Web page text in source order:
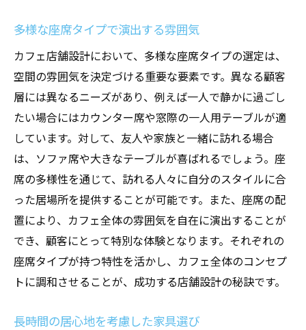
多様な座席タイプで演出する雰囲気
カフェ店舗設計において、多様な座席タイプの選定は、
空間の雰囲気を決定づける重要な要素です。異なる顧客
層には異なるニーズがあり、例えば一人で静かに過ごし
たい場合にはカウンター席や窓際の一人用テーブルが適
しています。対して、友人や家族と一緒に訪れる場合
は、ソファ席や大きなテーブルが喜ばれるでしょう。座
席の多様性を通じて、訪れる人々に自分のスタイルに合
った居場所を提供することが可能です。また、座席の配
置により、カフェ全体の雰囲気を自在に演出することが
でき、顧客にとって特別な体験となります。それぞれの
座席タイプが持つ特性を活かし、カフェ全体のコンセプ
トに調和させることが、成功する店舗設計の秘訣です。
長時間の居心地を考慮した家具選び